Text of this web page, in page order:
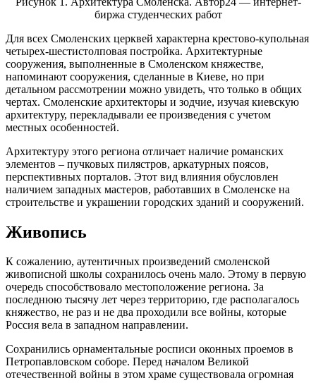
биржа студенческих работ
Для всех Смоленских церквей характерна крестово-купольная
четырех-шестистолповая постройка. Архитектурные
сооружения, выполненные в Смоленском княжестве,
напоминают сооружения, сделанные в Киеве, но при
детальном рассмотрении можно увидеть, что только в общих
чертах. Смоленские архитекторы и зодчие, изучая киевскую
архитектуру, перекладывали ее произведения с учетом
местных особенностей.
Архитектуру этого региона отличает наличие романских
элементов – пучковых пилястров, аркатурных поясов,
перспективных порталов. Этот вид влияния обусловлен
наличием западных мастеров, работавших в Смоленске на
строительстве и украшении городских зданий и сооружений.
Живопись
К сожалению, аутентичных произведений смоленской
живописной школы сохранилось очень мало. Этому в первую
очередь способствовало местоположение региона. За
последнюю тысячу лет через территорию, где располагалось
княжество, не раз и не два проходили все войны, которые
Россия вела в западном направлении.
Сохранились орнаментальные росписи оконных проемов в
Петропавловском соборе. Перед началом Великой
отечественной войны в этом храме существовала огромная